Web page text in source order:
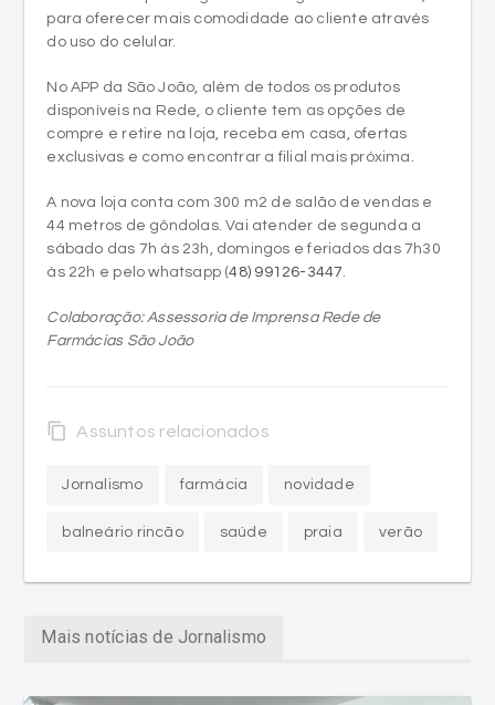
para oferecer mais comodidade ao cliente através
do uso do celular.
No APP da São João, além de todos os produtos
disponíveis na Rede, o cliente tem as opções de
compre e retire na loja, receba em casa, ofertas
exclusivas e como encontrar a filial mais próxima.
A nova loja conta com 300 m2 de salão de vendas e
44 metros de gôndolas. Vai atender de segunda a
sábado das 7h às 23h, domingos e feriados das 7h30
às 22h e pelo whatsapp (48) 99126-3447
Colaboração: Assessoria de Imprensa Rede de
Farmácias São João
content_copy Assuntos relacionados
Jornalismo farmácia novidade
balneário rincão saúde praia verão
Mais notícias de Jornalismo